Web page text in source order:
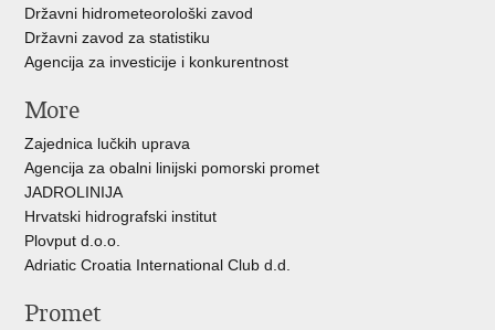
Državni hidrometeorološki zavod
Državni zavod za statistiku
Agencija za investicije i konkurentnost
More
Zajednica lučkih uprava
Agencija za obalni linijski pomorski promet
JADROLINIJA
Hrvatski hidrografski institut
Plovput d.o.o.
Adriatic Croatia International Club d.d.
Promet